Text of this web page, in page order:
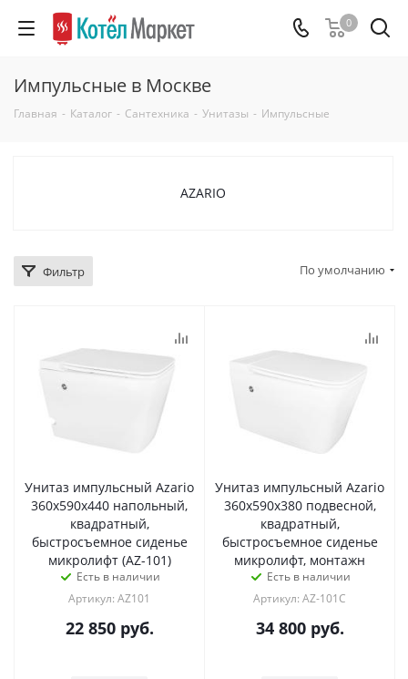
0
Импульсные в Москве
Главная - Каталог - Сантехника - Унитазы - Импульсные
AZARIO
Фильтр По умолчанию
Унитаз импульсный Azario
360х590х440 напольный,
квадратный,
быстросъемное сиденье
микролифт (AZ-101)
Есть в наличии
Артикул: AZ101
22 850руб.
Унитаз импульсный Azario
360х590х380 подвесной,
квадратный,
быстросъемное сиденье
микролифт, монтажн
Есть в наличии
Артикул: AZ-101C
34 800руб.